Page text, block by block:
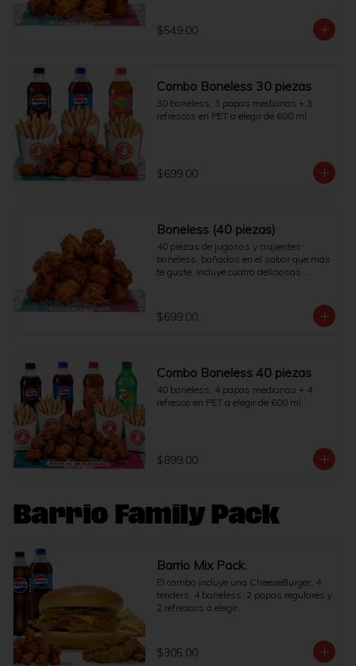
$549.00
Combo Boneless 30 piezas
30 boneless, 3 papas medianas + 3
refrescos en PET a elegir de 600 ml
$699.00
Boneless (40 piezas)
40 piezas de jugosos y crujientes
boneless, bañados en el sabor que más
te guste. Incluye cuatro deliciosas
$699.00
Combo Boneless 40 piezas
40 boneless, 4 papas medianas + 4
refresco en PET a elegir de 600 ml
$899.00
Barrio Family Pack
Barrio Mix Pack.
El combo incluye una CheeseBurger, 4
tenders, 4 boneless, 2 papas regulares y
2 refrescos a elegir.
$305.00